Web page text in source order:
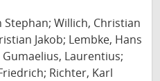
Stephan; Willich, Christian
Jakob; Lembke, Hans
Laurentius;
Richter, Karl